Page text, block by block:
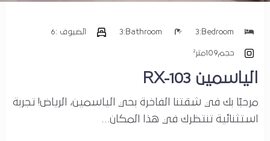
الياسمين RX-103
مرحبًا بك في شقتنا الفاخرة بحي الياسمين، الرياض! تجربة
استثنائية تنتظرك في هذا المكان…
Bedroom:
3
Bathroom:
3 الضيوف :6
حجم109متر²